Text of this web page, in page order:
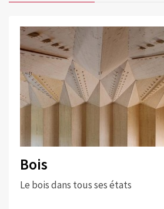
Bois
Le bois dans tous ses états